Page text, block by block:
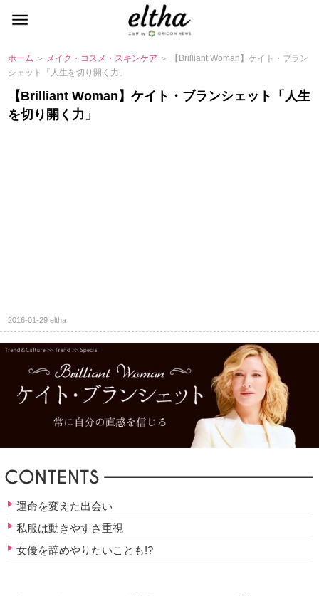
ホーム ＞ メイク・コスメ・スキンケア ＞ 【Brilliant Woman】ケイト・ブラン
シェット「人生を切り開く力」
【Brilliant Woman】ケイト・ブランシェット「人生
を切り開く力」
2016-01-29eltha
運命を変えた出会い
私服は動きやすさ重視
女優を辞めやりたいことも!?